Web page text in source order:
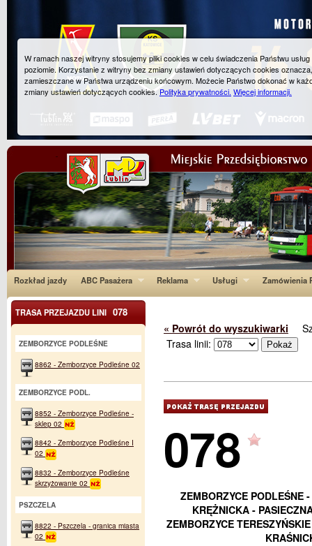
Rozkład jazdy ABC Pasażera Reklama Usługi Zamówienia
« Powrót do wyszukiwarki
Trasa linii:
078
ZEMBORZYCE PODLEŚNE
KRĘŻNICKA -
ZEMBORZYCE
TRASA PRZEJAZDU LINI 078
ZEMBORZYCE PODLEŚNE
8862 - Zemborzyce Podleśne 02
ZEMBORZYCE PODL.
8852 - Zemborzyce Podleśne -
sklep 02
8842 - Zemborzyce Podleśne I
02
8832 - Zemborzyce Podleśne
skrzyżowanie 02
PSZCZELA
8822 - Pszczela - granica miasta
02
W ramach naszej witryny stosujemy pliki cookies w celu świadczenia Państwu
poziomie. Korzystanie z witryny bez zmiany ustawień dotyczących cookies
zamieszczane w Państwa urządzeniu końcowym. Możecie Państwo dokonać w
zmiany ustawień dotyczących cookies.Polityka prywatności. Więcej informacji.